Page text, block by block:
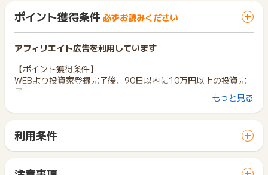
ポイント獲得条件 必ずお読みください
アフィリエイト広告を利用しています
【ポイント獲得条件】
WEBより投資家登録完了後、90日以内に10万円以上の投資完
了
・法人・マイナンバーがない人・住民票がない人
・会員登録の不備、重複、不正、いたずら、報酬目的
・1世帯2回以上の申込
もっと見る
利用条件
サイトに移動してからお申し込みやお買い物が完了するまでの